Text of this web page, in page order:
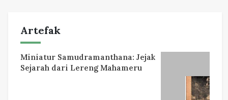
Artefak
Miniatur Samudramanthana: Jejak
Sejarah dari Lereng Mahameru